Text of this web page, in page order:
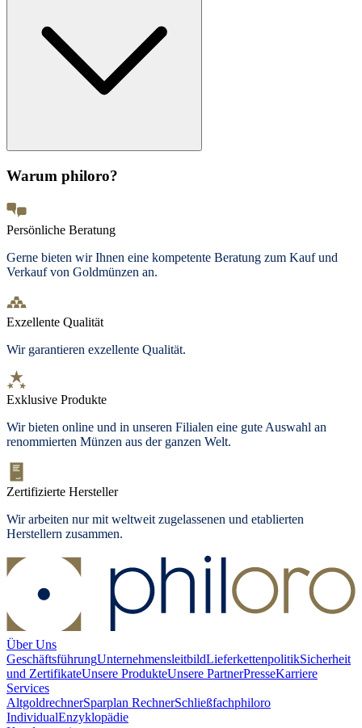
Warum philoro?
Persönliche Beratung
Gerne bieten wir Ihnen eine kompetente Beratung zum Kauf und
Verkauf von Goldmünzen an.
Exzellente Qualität
Wir garantieren exzellente Qualität.
Exklusive Produkte
Wir bieten online und in unseren Filialen eine gute Auswahl an
renommierten Münzen aus der ganzen Welt.
Zertifizierte Hersteller
Wir arbeiten nur mit weltweit zugelassenen und etablierten
Herstellern zusammen.
Über Uns
GeschäftsführungUnternehmensleitbildLieferkettenpolitikSicherheit
und ZertifikateUnsere ProdukteUnsere PartnerPresseKarriere
Services
AltgoldrechnerSparplan RechnerSchließfachphiloro
IndividualEnzyklopädie